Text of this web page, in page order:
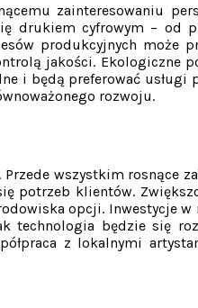
zainteresowaniu
drukiem cyfrowym – od
produkcyjnych może
jakości. Ekologiczne
i będą preferować usługi
rozwoju.
wszystkim rosnące
potrzeb klientów.
opcji. Inwestycje w
technologia będzie się
z lokalnymi